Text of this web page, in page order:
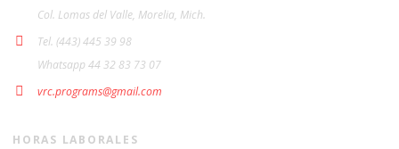
Col. Lomas del Valle, Morelia, Mich.
Tel. (443) 445 39 98
Whatsapp 44 32 83 73 07
vrc.programs@gmail.com
HORAS LABORALES